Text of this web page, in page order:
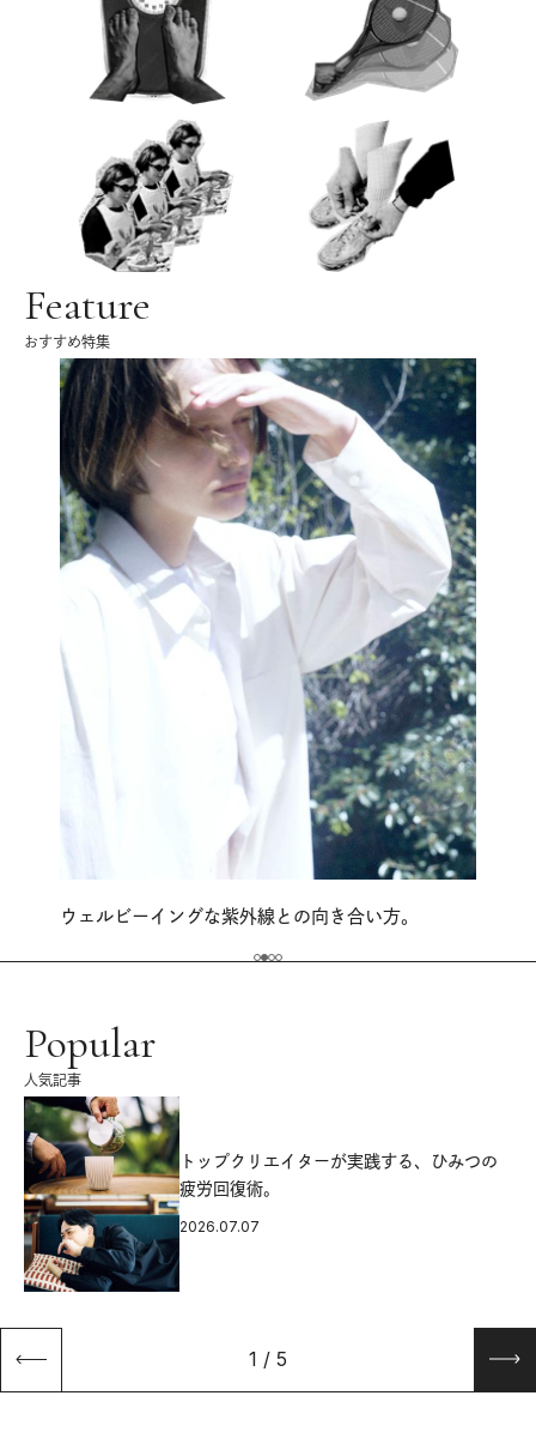
Feature
おすすめ特集
ウェルビーイングな紫外線との向き合い方。
Popular
人気記事
トップクリエイターが実践する、ひみつの
疲労回復術。
2026.07.07
1 / 5